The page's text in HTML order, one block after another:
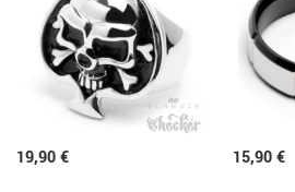
19,90 € 15,90 €